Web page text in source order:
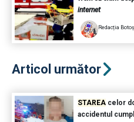
internet
Redacția
Articol următor
STAREAcelor
accidentul